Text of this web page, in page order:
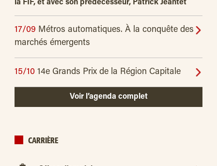
la FIF, et avec son prédécesseur, Patrick Jeantet
17/09 Métros automatiques. À la conquête des
marchés émergents
15/10 14e Grands Prix de la Région Capitale
Voir l’agenda complet
CARRIÈRE